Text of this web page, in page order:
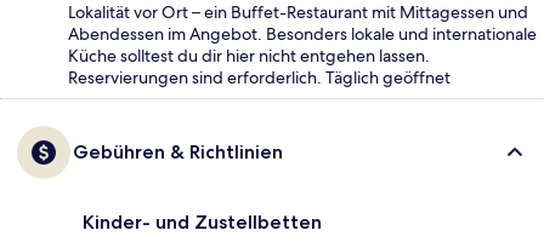
Lokalität vor Ort – ein Buffet-Restaurant mit Mittagessen und
Abendessen im Angebot. Besonders lokale und internationale
Küche solltest du dir hier nicht entgehen lassen.
Reservierungen sind erforderlich. Täglich geöffnet
Gebühren & Richtlinien
Kinder- und Zustellbetten